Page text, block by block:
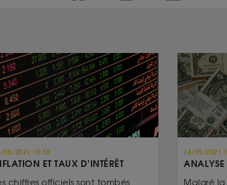
05/2021 10:59
ET TAUX D’INTÉRÊT
14/05/2021